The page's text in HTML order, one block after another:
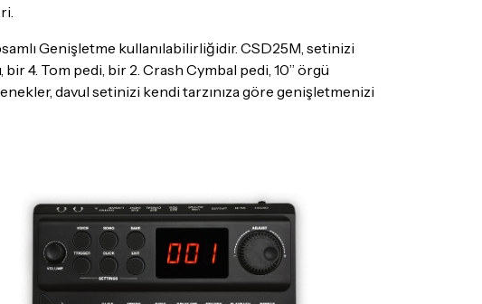
Genişletme kullanılabilirliğidir. CSD25M, setinizi
4. Tom pedi, bir 2. Crash Cymbal pedi, 10” örgü
davul setinizi kendi tarzınıza göre genişletmenizi